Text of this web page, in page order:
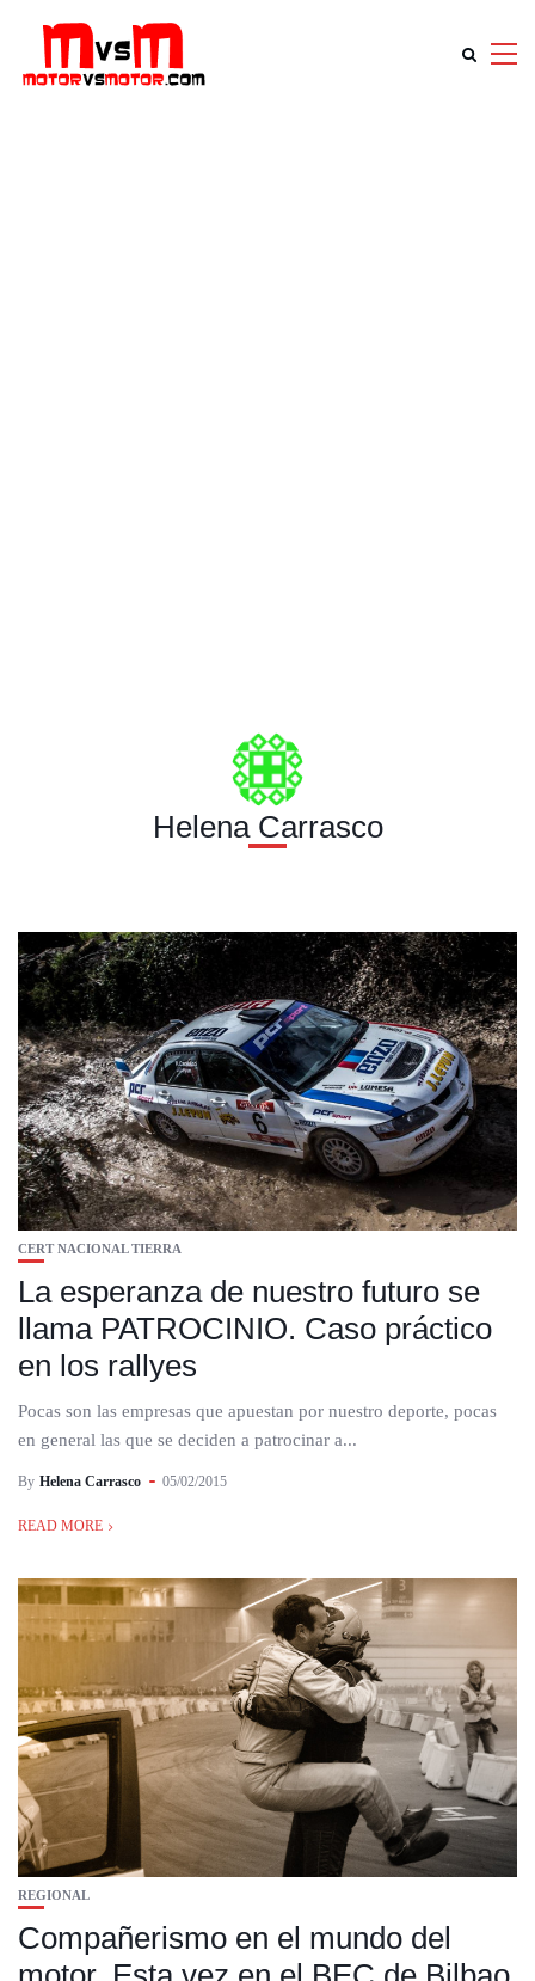
Helena Carrasco
CERT NACIONAL TIERRA
La esperanza de nuestro futuro se
llama PATROCINIO. Caso práctico
en los rallyes
Pocas son las empresas que apuestan por nuestro deporte, pocas
en general las que se deciden a patrocinar a...
By Helena Carrasco 05/02/2015
READ MORE
REGIONAL
Compañerismo en el mundo del